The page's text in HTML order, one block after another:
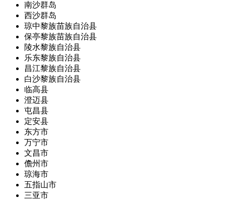
南沙群岛
西沙群岛
琼中黎族苗族自治县
保亭黎族苗族自治县
陵水黎族自治县
乐东黎族自治县
昌江黎族自治县
白沙黎族自治县
临高县
澄迈县
屯昌县
定安县
东方市
万宁市
文昌市
儋州市
琼海市
五指山市
三亚市